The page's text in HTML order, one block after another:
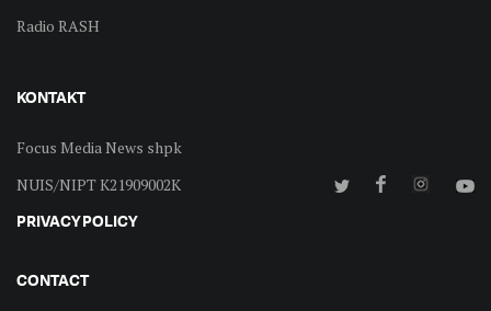
Radio RASH
KONTAKT
Focus Media News shpk
NUIS/NIPT K21909002K
PRIVACY POLICY
CONTACT